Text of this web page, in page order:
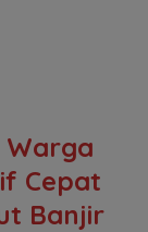
Cepat
Banjir